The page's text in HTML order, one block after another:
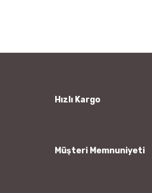
Ürün bilgilerinde hatalar bulunuyor.
Hızlı Kargo
Müşteri Memnuniyeti